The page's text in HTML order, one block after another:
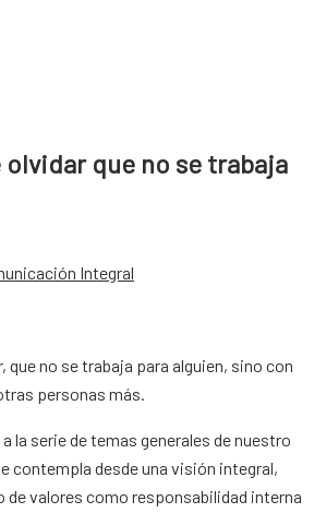
olvidar que no se trabaja
Integral
que no se trabaja para alguien, sino con
personas más.
la serie de temas generales de nuestro
contempla desde una visión integral,
valores como responsabilidad interna